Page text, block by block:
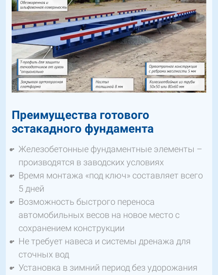
Преимущества готового
эстакадного фундамента
Железобетонные фундаментные элементы –
производятся в заводских условиях
Время монтажа «под ключ» составляет всего
5 дней
Возможность быстрого переноса
автомобильных весов на новое место с
сохранением конструкции
Не требует навеса и системы дренажа для
сточных вод
Установка в зимний период без удорожания